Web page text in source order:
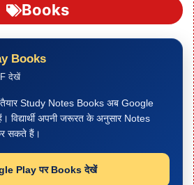
Books
Books
देखें
तैयार Study Notes Books अब Google
विद्यार्थी अपनी जरूरत के अनुसार Notes
सकते हैं।
Play पर Books देखें